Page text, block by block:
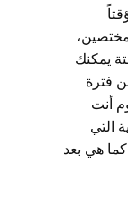
يمكنك
فترة
أنت
التي
هي بعد